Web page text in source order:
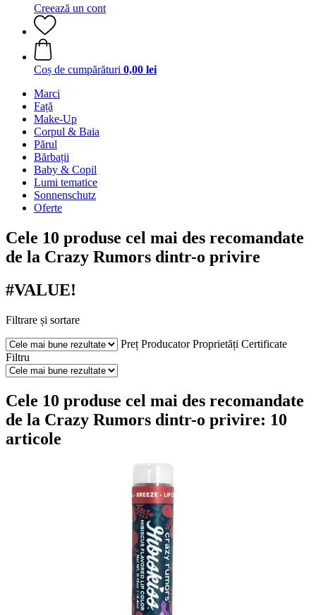
Creează un cont
Coș de cumpărături 0,00 lei
Marci
Față
Make-Up
Corpul & Baia
Părul
Bărbații
Baby & Copil
Lumi tematice
Sonnenschutz
Oferte
Cele 10 produse cel mai des recomandate
de la Crazy Rumors dintr-o privire
#VALUE!
Filtrare și sortare
Preț Producator Proprietăți Certificate
Filtru
Cele 10 produse cel mai des recomandate
de la Crazy Rumors dintr-o privire: 10
articole